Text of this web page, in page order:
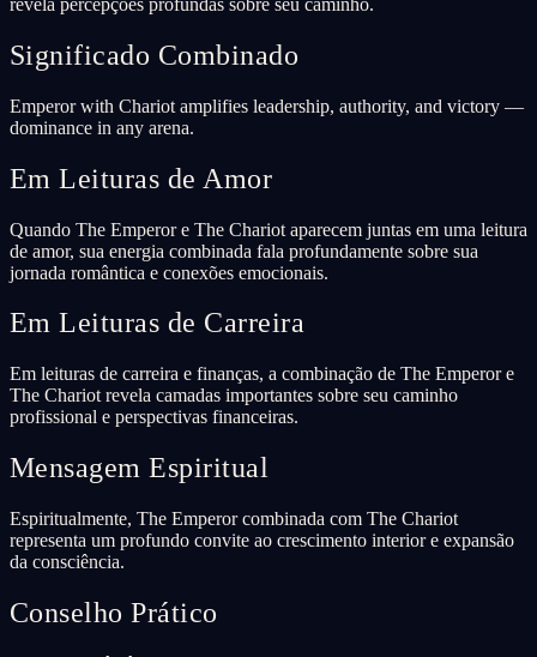
Significado Combinado
Emperor with Chariot amplifies leadership, authority, and victory —
dominance in any arena.
Em Leituras de Amor
Quando The Emperor e The Chariot aparecem juntas em uma leitura
de amor, sua energia combinada fala profundamente sobre sua
jornada romântica e conexões emocionais.
Em Leituras de Carreira
Em leituras de carreira e finanças, a combinação de The Emperor e
The Chariot revela camadas importantes sobre seu caminho
profissional e perspectivas financeiras.
Mensagem Espiritual
Espiritualmente, The Emperor combinada com The Chariot
representa um profundo convite ao crescimento interior e expansão
da consciência.
Conselho Prático